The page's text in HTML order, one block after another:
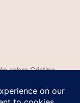
sobre Cristina
y José